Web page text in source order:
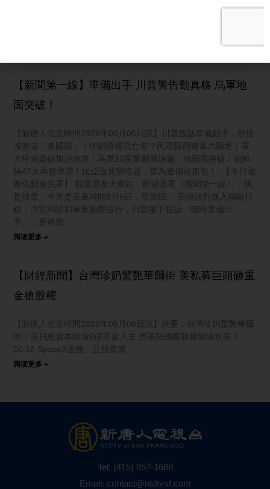
首日驚魂！F-16衝出跑道；竹知了刷爆全網！華為急關評論 【霍
【新聞第一線】準備出手 川普警告動真格 烏軍地
面突破！
【新唐人北京時間2026年08月06日訊】川普放話準備動手，怒批
洩密者「叛國賊」！伊朗誘捕流亡者？民眾阻刑遭暴力驅逐！軍
犬帶路爆破加沙地道！烏軍10度重創俄煉廠，地面戰突破！朝鮮
隔42天再射導彈！比亞迪竟變暗器，華為造假被抓包！ 【今日國
際焦點搶先看】 觀眾朋友大家好，歡迎收看《新聞第一線》，我
是韓霏。今天是美東時間8月6日，星期四。 美伊談判進入關鍵拉
鋸，白宮和談和軍事施壓並行，川普撂下狠話「隨時準備出
手」，更痛批
阅读更多 »
【財經新聞】台灣珍奶驚艷華爾街 美私募巨頭砸重
金搶股權
【新唐人北京時間2026年08月06日訊】摘要：台灣珍奶驚艷華爾
街！美貝恩資本砸逾6億美金入主 貢茶拓國際版圖加速攻美？
00:18 SpaceX重挫、亞股震盪
阅读更多 »
Tel: (415) 857-1688
Email: contact@ntdtvsf.com